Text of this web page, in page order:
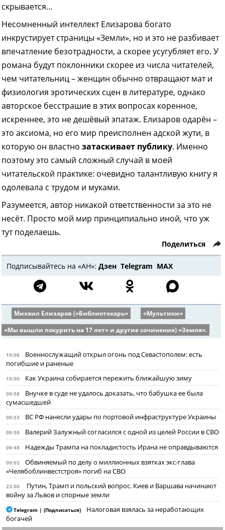
скрывается…
Несомненный интеллект Елизарова богато
инкрустирует страницы «Земли», но и это не разбивает
впечатление безотрадности, а скорее усугубляет его. У
романа будут поклонники скорее из числа читателей,
чем читательниц – женщин обычно отвращают мат и
физиология эротических сцен в литературе, однако
авторское бесстрашие в этих вопросах коренное,
искреннее, это не дешёвый эпатаж. Елизаров одарён –
это аксиома, но его мир преисполнен адской жути, в
которую он властно затаскивает публику. Именно
поэтому это самый сложный случай в моей
читательской практике: очевидно талантливую книгу я
одолевала с трудом и муками.
Разумеется, автор никакой ответственности за это не
несёт. Просто мой мир принципиально иной, что уж
тут поделаешь.
Поделиться
Подписывайтесь на «АН»: Дзен Telegram МАХ
Михаил Елизаров («Библиотекарь»
«Мультики»
«Мы вышли покурить на 17 лет» и другие сочинения) «Земля».
10:06
Военнослужащий открыл огонь под Севастополем: есть
погибшие и раненые
10:00 Как Украина собирается пережить ближайшую зиму
09:58
Внучке в суде не удалось доказать, что бабушка ее была
сумасшедшей
09:53 ВС РФ нанесли удары по портовой инфраструктуре Украины
09:50 Валерий Залужный согласился с одной из целей России в СВО
09:48 Надежды Трампа на покладистость Ирана не оправдываются
09:03
Обвиняемый по делу о миллионных взятках экс-глава
«Челябоблинвестстроя» погиб на СВО
23.06
Путин, Трамп и польский вопрос. Киев и Варшава начинают
войну за Львов и спорные земли
Telegram | (Подписаться)
Налоговая взялась за неработающих
богачей